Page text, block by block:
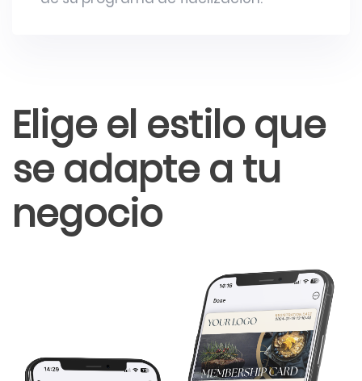
Elige el estilo que
se adapte a tu
negocio